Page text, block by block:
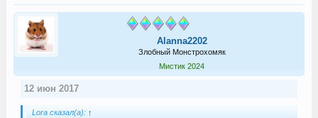
Alanna2202
Злобный Монстрохомяк
Мистик 2024
12 июн 2017
Lora сказал(а): ↑